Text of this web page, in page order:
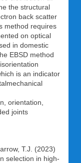
the structural
back scatter
method requires
on optical
in domestic
EBSD method
is an indicator
orientation,
joints
T.J. (2023)
selection in high-